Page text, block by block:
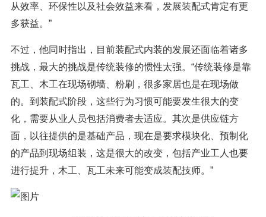
从效率、环保性以及社会效益来看，发展装配式肯定有更
多获益。”
不过，他同时指出，目前装配式内装的发展还面临着诸多
挑战，最大的挑战是传统装修的惯性太强。“传统装修是靠
瓦工、木工在现场砌墙、粉刷，很多家居也是在现场做
的。到装配式阶段，这些行为习惯可能要发生很大的变
化，需要从业人员包括消费者去适应。其次是供应链方
面，以往提供的是基础产品，现在是要求模块化、预制化
的产品到现场组装，这是很大的改变，包括产业工人也要
进行提升，木工、瓦工未来可能变成装配技师。”